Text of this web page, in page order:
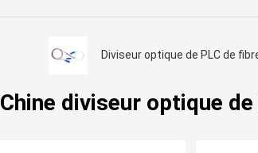
Diviseur optique de PLC de
Chine diviseur optique